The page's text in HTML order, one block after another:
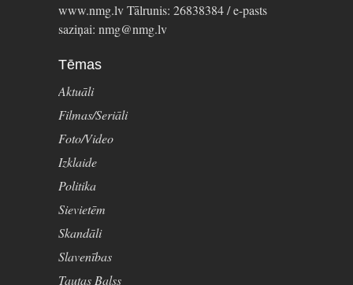
www.nmg.lv Tālrunis: 26838384 / e-pasts
saziņai: nmg@nmg.lv
Tēmas
Aktuāli
Filmas/Seriāli
Foto/Video
Izklaide
Politika
Sievietēm
Skandāli
Slavenības
Tautas Balss